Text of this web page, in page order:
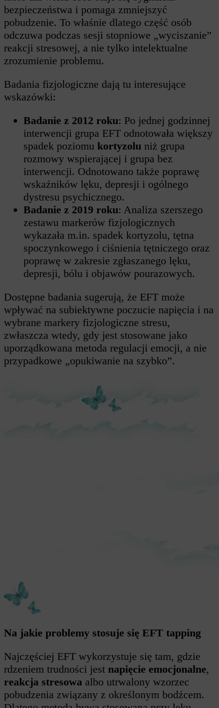
bezpieczeństwa i pomaga zmniejszyć
pobudzenie. To właśnie dlatego część osób
odczuwa podczas sesji stopniowe „wyciszanie”
reakcji stresowej, a nie tylko intelektualne
zrozumienie problemu.
Badania fizjologiczne dają tu interesujące
wskazówki:
Badanie z 2012 roku: Po jednej godzinnej
interwencji grupa EFT odnotowała większy
spadek poziomu kortyzolu niż grupa
rozmowy wspierającej i grupa bez
interwencji. Odnotowano także poprawę
wskaźników lęku, depresji i ogólnego
dystresu psychicznego.
Badanie z 2019 roku: Analiza szerszego
zestawu markerów fizjologicznych
wykazała m.in. spadek kortyzolu, tętna
spoczynkowego i ciśnienia tętniczego oraz
poprawę w zakresie zgłaszanego lęku,
depresji, bólu i objawów pourazowych.
Dostępne badania sugerują, że EFT może
wpływać na subiektywne poczucie napięcia i na
wybrane markery fizjologiczne stresu,
zwłaszcza wtedy, gdy jest stosowane jako
uporządkowana metoda regulacji emocji, a nie
przypadkowe „opukiwanie na szybko”.
Na jakie problemy stosuje się EFT tapping
Najczęściej EFT wykorzystuje się tam, gdzie
rdzeniem trudności jest napięcie emocjonalne,
reakcja stresowa albo utrwalony wzorzec
pobudzenia związany z określonym bodźcem.